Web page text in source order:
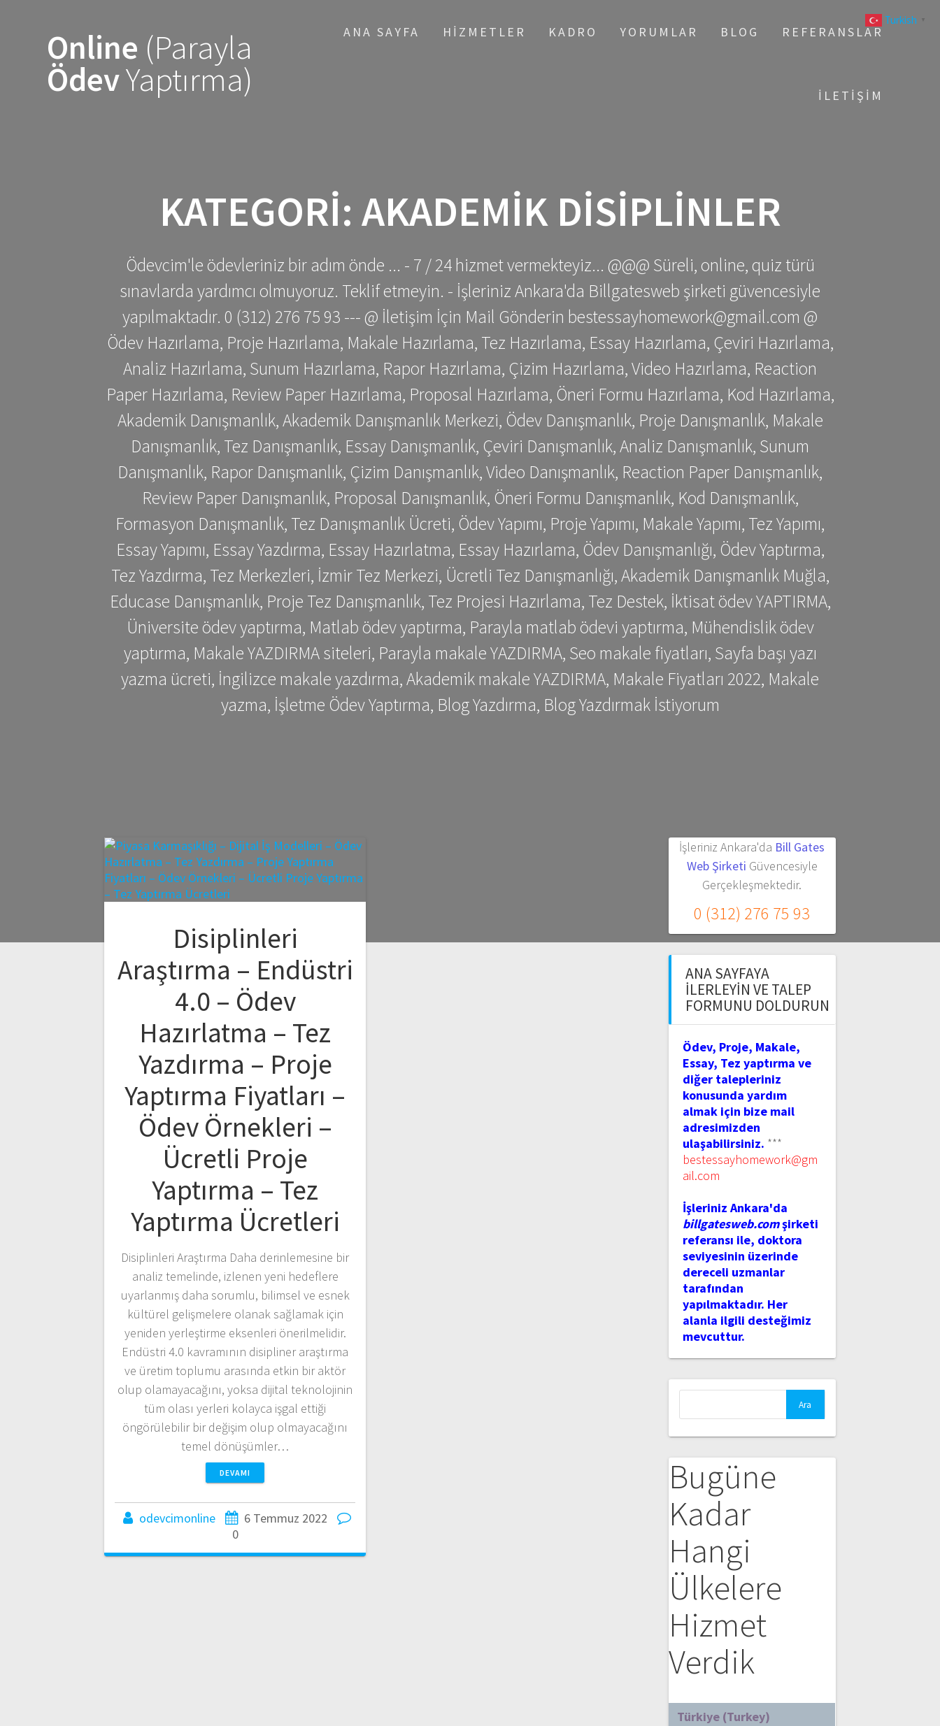
Online (Parayla
ÖdevYaptırma)
ANA SAYFA HIZMETLER KADRO YORUMLAR BLOG REFERANSLAR
İLETIŞIM
KATEGORI: AKADEMIK DISIPLINLER
Ödevcim'le ödevleriniz bir adım önde ... - 7 / 24 hizmet vermekteyiz... @@@ Süreli, online, quiz türü
sınavlarda yardımcı olmuyoruz. Teklif etmeyin. - İşleriniz Ankara'da Billgatesweb şirketi güvencesiyle
yapılmaktadır. 0 (312) 276 75 93 --- @ İletişim İçin Mail Gönderin bestessayhomework@gmail.com @
Ödev Hazırlama, Proje Hazırlama, Makale Hazırlama, Tez Hazırlama, Essay Hazırlama, Çeviri Hazırlama,
Analiz Hazırlama, Sunum Hazırlama, Rapor Hazırlama, Çizim Hazırlama, Video Hazırlama, Reaction
Paper Hazırlama, Review Paper Hazırlama, Proposal Hazırlama, Öneri Formu Hazırlama, Kod Hazırlama,
Akademik Danışmanlık, Akademik Danışmanlık Merkezi, Ödev Danışmanlık, Proje Danışmanlık, Makale
Danışmanlık, Tez Danışmanlık, Essay Danışmanlık, Çeviri Danışmanlık, Analiz Danışmanlık, Sunum
Danışmanlık, Rapor Danışmanlık, Çizim Danışmanlık, Video Danışmanlık, Reaction Paper Danışmanlık,
Review Paper Danışmanlık, Proposal Danışmanlık, Öneri Formu Danışmanlık, Kod Danışmanlık,
Formasyon Danışmanlık, Tez Danışmanlık Ücreti, Ödev Yapımı, Proje Yapımı, Makale Yapımı, Tez Yapımı,
Essay Yapımı, Essay Yazdırma, Essay Hazırlatma, Essay Hazırlama, Ödev Danışmanlığı, Ödev Yaptırma,
Tez Yazdırma, Tez Merkezleri, İzmir Tez Merkezi, Ücretli Tez Danışmanlığı, Akademik Danışmanlık Muğla,
Educase Danışmanlık, Proje Tez Danışmanlık, Tez Projesi Hazırlama, Tez Destek, İktisat ödev YAPTIRMA,
Üniversite ödev yaptırma, Matlab ödev yaptırma, Parayla matlab ödevi yaptırma, Mühendislik ödev
yaptırma, Makale YAZDIRMA siteleri, Parayla makale YAZDIRMA, Seo makale fiyatları, Sayfa başı yazı
yazma ücreti, İngilizce makale yazdırma, Akademik makale YAZDIRMA, Makale Fiyatları 2022, Makale
yazma, İşletme Ödev Yaptırma, Blog Yazdırma, Blog Yazdırmak İstiyorum
Disiplinleri
Araştırma – Endüstri
4.0 – Ödev
Hazırlatma – Tez
Yazdırma – Proje
Yaptırma Fiyatları –
Ödev Örnekleri –
Ücretli Proje
Yaptırma – Tez
Yaptırma Ücretleri
Disiplinleri Araştırma Daha derinlemesine bir
analiz temelinde, izlenen yeni hedeflere
uyarlanmış daha sorumlu, bilimsel ve esnek
kültürel gelişmelere olanak sağlamak için
yeniden yerleştirme eksenleri önerilmelidir.
Endüstri 4.0 kavramının disipliner araştırma
ve üretim toplumu arasında etkin bir aktör
olup olamayacağını, yoksa dijital teknolojinin
tüm olası yerleri kolayca işgal ettiği
öngörülebilir bir değişim olup olmayacağını
temel dönüşümler…
DEVAMI
odevcimonline
6 Temmuz 2022
0
İşleriniz Ankara'da Bill Gates
Web Şirketi Güvencesiyle
Gerçekleşmektedir.
0 (312) 276 75 93
ANA SAYFAYA
İLERLEYIN VE TALEP
FORMUNU DOLDURUN
Ödev, Proje, Makale,
Essay, Tez yaptırma ve
diğer talepleriniz
konusunda yardım
almak için bize mail
adresimizden
ulaşabilirsiniz. ***
bestessayhomework@gm
ail.com
İşleriniz Ankara'da
billgatesweb.comşirketi
referansı ile, doktora
seviyesinin üzerinde
dereceli uzmanlar
tarafından
yapılmaktadır. Her
alanla ilgili desteğimiz
mevcuttur.
Bugüne
Kadar
Hangi
Ülkelere
Hizmet
Verdik
Türkiye (Turkey)
Turkish ▼